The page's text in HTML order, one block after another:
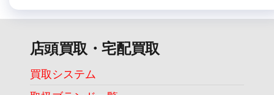
店頭買取・宅配買取
買取システム